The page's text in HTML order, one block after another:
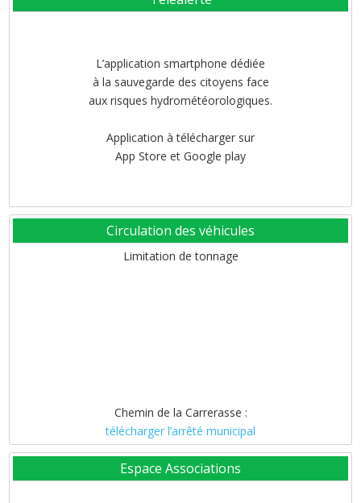
L’application smartphone dédiée
à la sauvegarde des citoyens face
aux risques hydrométéorologiques.
Application à télécharger sur
App Store et Google play
Circulation des véhicules
Limitation de tonnage
Chemin de la Carrerasse :
télécharger l’arrêté municipal
Espace Associations